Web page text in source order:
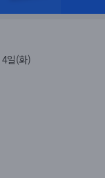
일(화)